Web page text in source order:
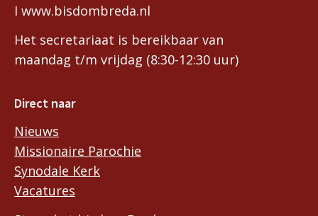
I www.bisdombreda.nl
Het secretariaat is bereikbaar van
maandag t/m vrijdag (8:30-12:30 uur)
Direct naar
Nieuws
Missionaire Parochie
Synodale Kerk
Vacatures